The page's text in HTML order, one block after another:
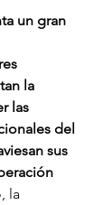
un gran
la
las
del
sus
la